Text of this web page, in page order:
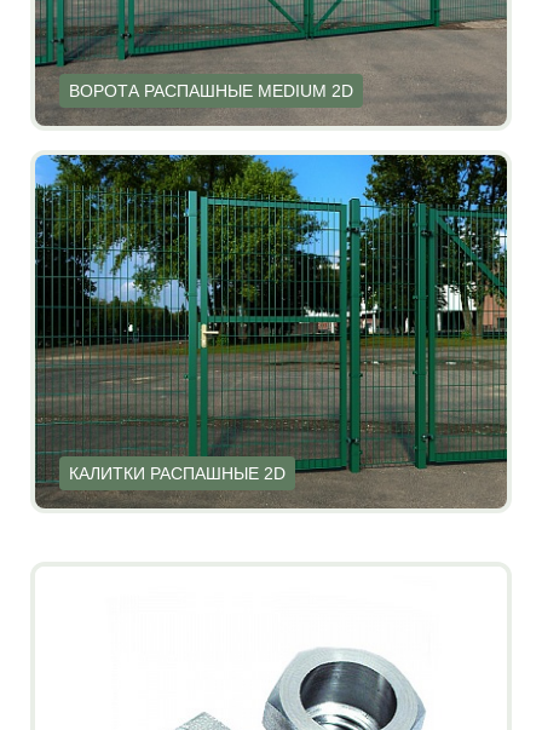
ВОРОТА РАСПАШНЫЕ MEDIUM 2D
КАЛИТКИ РАСПАШНЫЕ 2D